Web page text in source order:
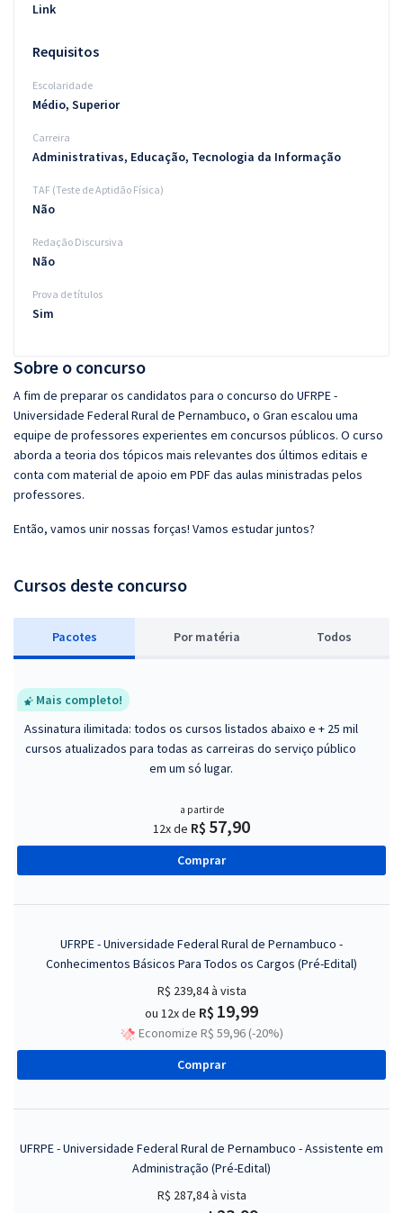
Sobre o concurso
A fim de preparar os candidatos para o concurso do UFRPE -
Universidade Federal Rural de Pernambuco, o Gran escalou uma
equipe de professores experientes em concursos públicos. O curso
aborda a teoria dos tópicos mais relevantes dos últimos editais e
conta com material de apoio em PDF das aulas ministradas pelos
professores.
Então, vamos unir nossas forças! Vamos estudar juntos?
Cursos deste concurso
Pacotes Por matéria Todos
Mais completo!
Assinatura ilimitada: todos os cursos listados abaixo e + 25 mil
cursos atualizados para todas as carreiras do serviço público
em um só lugar.
a partir de
12x de R$ 57,90
Comprar
UFRPE - Universidade Federal Rural de Pernambuco -
Conhecimentos Básicos Para Todos os Cargos (Pré-Edital)
R$ 239,84à vista
ou 12x de R$ 19,99
Economize R$ 59,96 (-20%)
Comprar
UFRPE - Universidade Federal Rural de Pernambuco - Assistente em
Administração (Pré-Edital)
R$ 287,84à vista
Link
Requisitos
Escolaridade
Médio, Superior
Carreira
Administrativas, Educação, Tecnologia da Informação
TAF (Teste de Aptidão Física)
Não
Redação Discursiva
Não
Prova de títulos
Sim